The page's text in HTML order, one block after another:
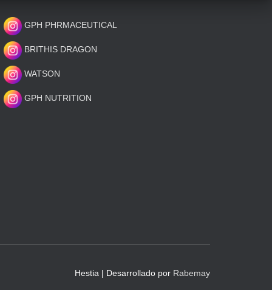
GPH PHRMACEUTICAL
BRITHIS DRAGON
WATSON
GPH NUTRITION
Hestia | Desarrollado por Rabemay